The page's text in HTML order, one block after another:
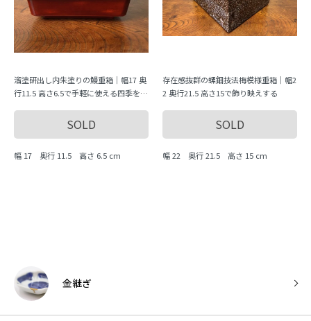
溜塗研出し内朱塗りの鰻重箱｜幅17 奥
行11.5 高さ6.5で手軽に使える四季を彩
SOLD
幅 17 奥行 11.5 高さ 6.5 cm
存在感抜群の螺鈿技法梅模様重箱｜幅2
2 奥行21.5 高さ15で飾り映えする
SOLD
幅 22 奥行 21.5 高さ 15 cm
金継ぎ